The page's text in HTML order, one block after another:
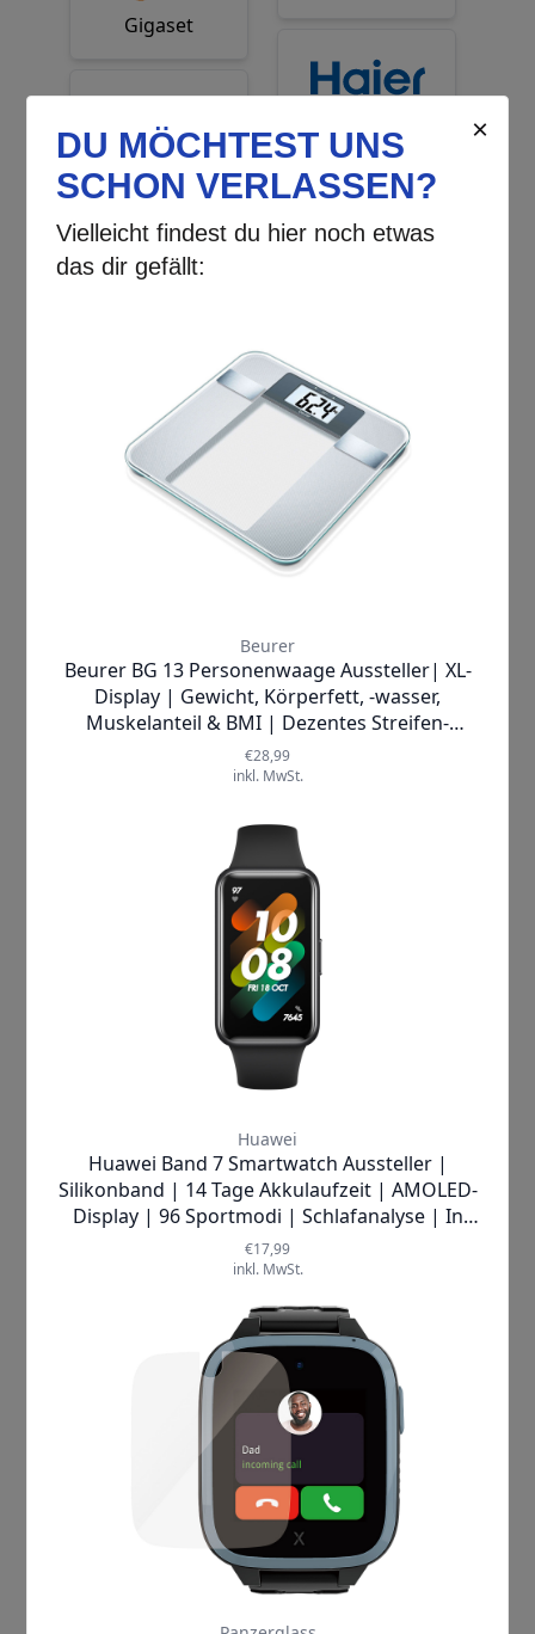
Gigaset
Gillette
Google
Hisense
Honor
Hubble
Hutt
J